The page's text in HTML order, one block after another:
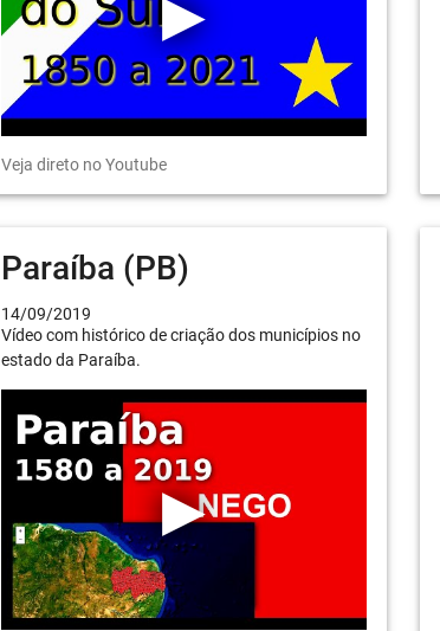
Veja direto no Youtube
Paraíba (PB)
14/09/2019
Vídeo com histórico de criação dos municípios no
estado da Paraíba.